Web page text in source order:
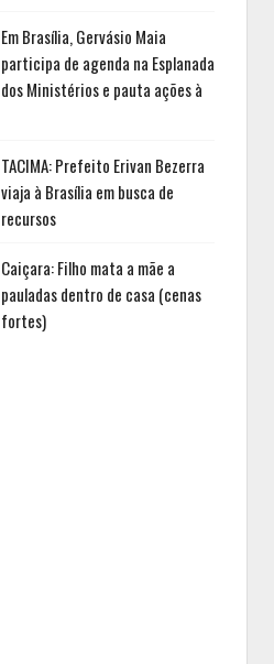
Em Brasília, Gervásio Maia
participa de agenda na Esplanada
dos Ministérios e pauta ações à
TACIMA: Prefeito Erivan Bezerra
viaja à Brasília em busca de
recursos
Caiçara: Filho mata a mãe a
pauladas dentro de casa (cenas
fortes)